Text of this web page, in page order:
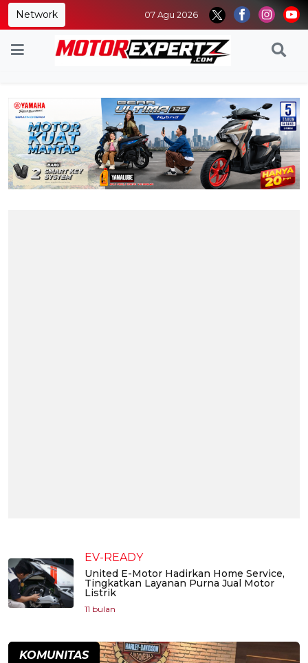
Network 07 Agu 2026
EV-READY
United E-Motor Hadirkan Home Service,
Tingkatkan Layanan Purna Jual Motor
Listrik
11 bulan
KOMUNITAS